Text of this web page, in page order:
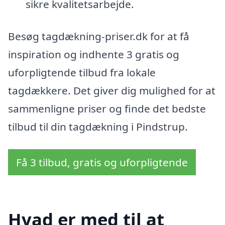
sikre kvalitetsarbejde.
Besøg tagdækning-priser.dk for at få
inspiration og indhente 3 gratis og
uforpligtende tilbud fra lokale
tagdækkere. Det giver dig mulighed for at
sammenligne priser og finde det bedste
tilbud til din tagdækning i Pindstrup.
Få 3 tilbud, gratis og uforpligtende
Hvad er med til at